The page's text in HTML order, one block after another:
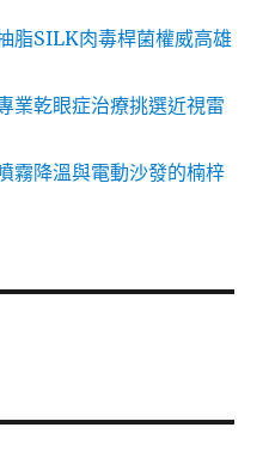
脂SILK肉毒桿菌權威高雄
業乾眼症治療挑選近視雷
霧降溫與電動沙發的楠梓